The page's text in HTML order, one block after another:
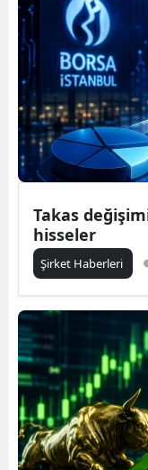
Takas
hisseler
Şirket Haberleri